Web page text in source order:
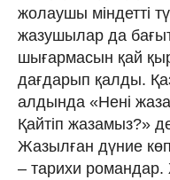
жолаушы мiндеттi
жазушылар да
шығармасын қай
дағдарып қалды.
алдында «Ненi
Қайтiп жазамыз?»
Жазылған дүние
– тарихи